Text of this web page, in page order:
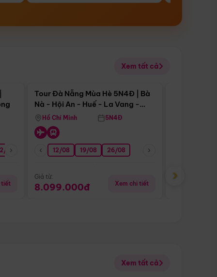
Xem tất cả
08 26/08 05/09 09/09 12/09
tiết
Điểm nổi bật
Tour Đà Nẵng Mùa Hè 5N4Đ | Bà
Nà - Hội An - Huế - La Vang -
Động Thiên Đường
Hồ Chí Minh 5N4Đ
12/08 19/08 26/08
Giá từ:
8.099.000đ Xem chi tiết
Giá từ:
›
Xem tất cả
Điểm nổi bật